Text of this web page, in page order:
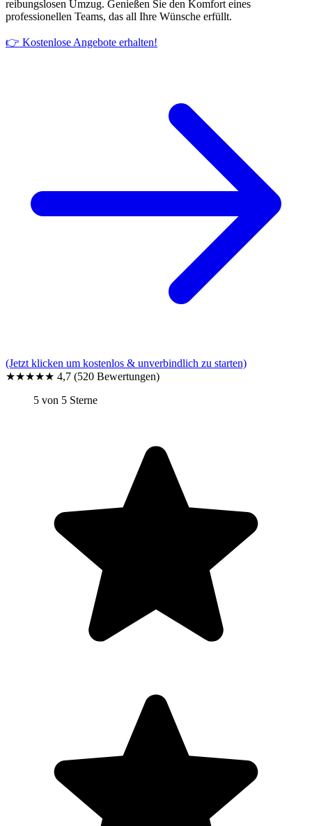
reibungslosen Umzug. Genießen Sie den Komfort eines
professionellen Teams, das all Ihre Wünsche erfüllt.
👉 Kostenlose Angebote erhalten!
(Jetzt klicken um kostenlos & unverbindlich zu starten)
★★★★★ 4,7 (520 Bewertungen)
5 von 5 Sterne